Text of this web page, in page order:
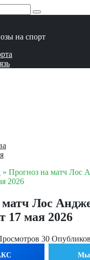
на спорт
» Прогноз на матч Лос
2026
матч Лос
17 мая 2026
30
Мы